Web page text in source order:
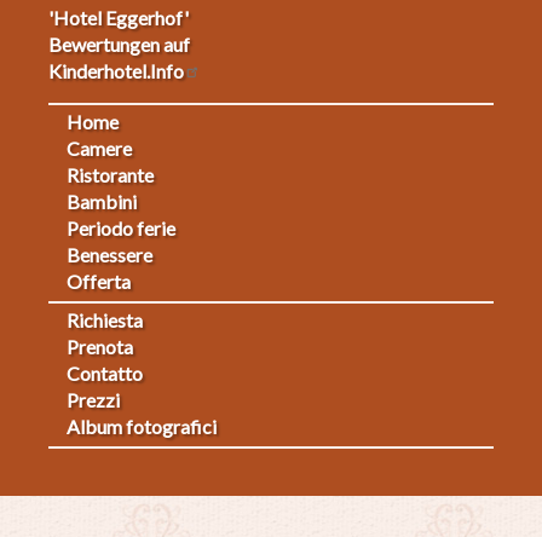
'Hotel Eggerhof'
Bewertungen auf
Kinderhotel.Info
Footermenu
Home
Camere
Ristorante
Bambini
Periodo ferie
Benessere
Offerta
Fußmenü
2
Richiesta
Prenota
Contatto
Prezzi
Album fotografici